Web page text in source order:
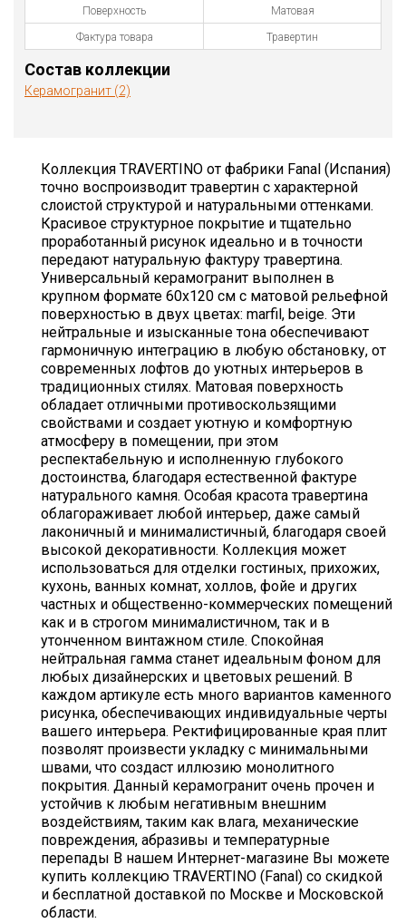
Поверхность Матовая
Фактура товара Травертин
Состав коллекции
Керамогранит (2)
Коллекция TRAVERTINO от фабрики Fanal (Испания)
точно воспроизводит травертин с характерной
слоистой структурой и натуральными оттенками.
Красивое структурное покрытие и тщательно
проработанный рисунок идеально и в точности
передают натуральную фактуру травертина.
Универсальный керамогранит выполнен в
крупном формате 60х120 см с матовой рельефной
поверхностью в двух цветах: marfil, beige. Эти
нейтральные и изысканные тона обеспечивают
гармоничную интеграцию в любую обстановку, от
современных лофтов до уютных интерьеров в
традиционных стилях. Матовая поверхность
обладает отличными противоскользящими
свойствами и создает уютную и комфортную
атмосферу в помещении, при этом
респектабельную и исполненную глубокого
достоинства, благодаря естественной фактуре
натурального камня. Особая красота травертина
облагораживает любой интерьер, даже самый
лаконичный и минималистичный, благодаря своей
высокой декоративности. Коллекция может
использоваться для отделки гостиных, прихожих,
кухонь, ванных комнат, холлов, фойе и других
частных и общественно-коммерческих помещений
как и в строгом минималистичном, так и в
утонченном винтажном стиле. Спокойная
нейтральная гамма станет идеальным фоном для
любых дизайнерских и цветовых решений. В
каждом артикуле есть много вариантов каменного
рисунка, обеспечивающих индивидуальные черты
вашего интерьера. Ректифицированные края плит
позволят произвести укладку с минимальными
швами, что создаст иллюзию монолитного
покрытия. Данный керамогранит очень прочен и
устойчив к любым негативным внешним
воздействиям, таким как влага, механические
повреждения, абразивы и температурные
перепады В нашем Интернет-магазине Вы можете
купить коллекцию TRAVERTINO (Fanal) со скидкой
и бесплатной доставкой по Москве и Московской
области.